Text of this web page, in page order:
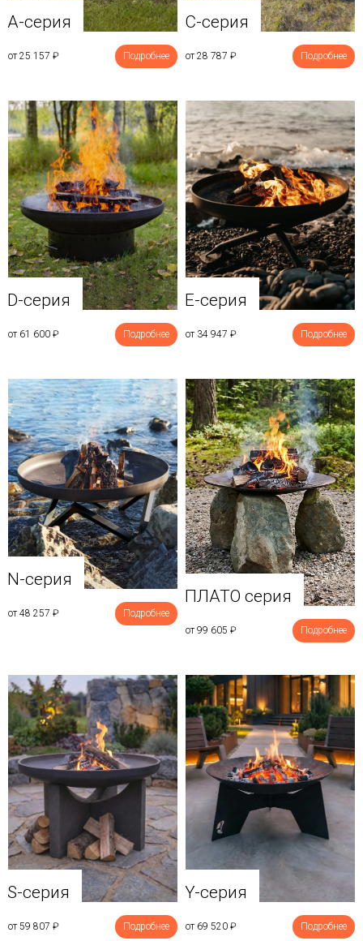
A-серия
от 25 157 ₽ Подробнее
C-серия
от 28 787 ₽ Подробнее
D-серия
от 61 600 ₽ Подробнее
E-серия
от 34 947 ₽ Подробнее
N-серия
от 48 257 ₽ Подробнее
ПЛАТО серия
от 99 605 ₽ Подробнее
S-серия
от 59 807 ₽ Подробнее
Y-серия
от 69 520 ₽ Подробнее